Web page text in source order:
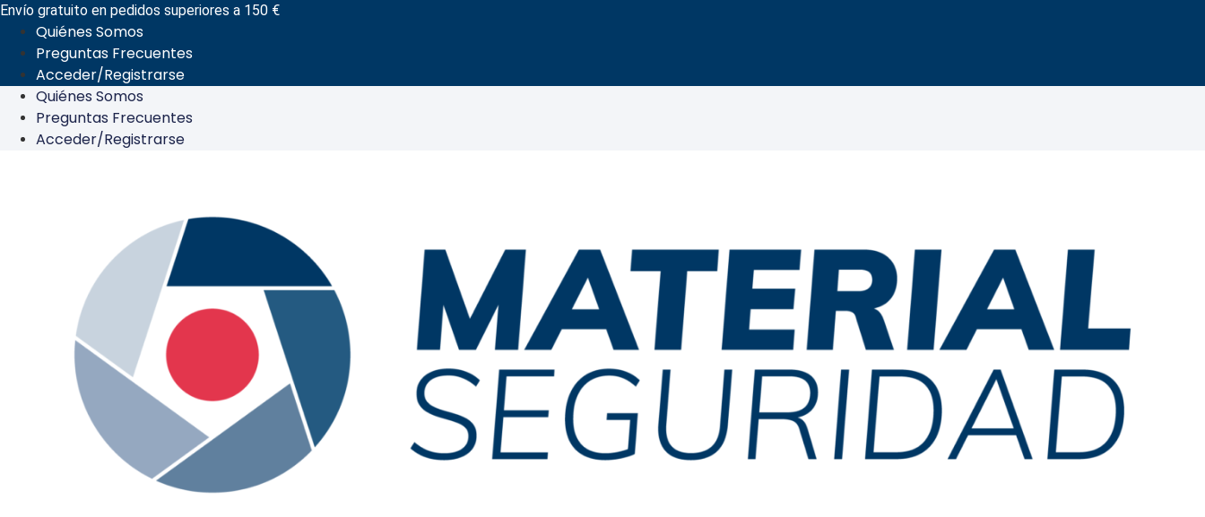
Ir
contenido
Envío gratuito en pedidos superiores a 150 €
Quiénes Somos
Preguntas Frecuentes
Acceder/Registrarse
Quiénes Somos
Preguntas Frecuentes
Acceder/Registrarse